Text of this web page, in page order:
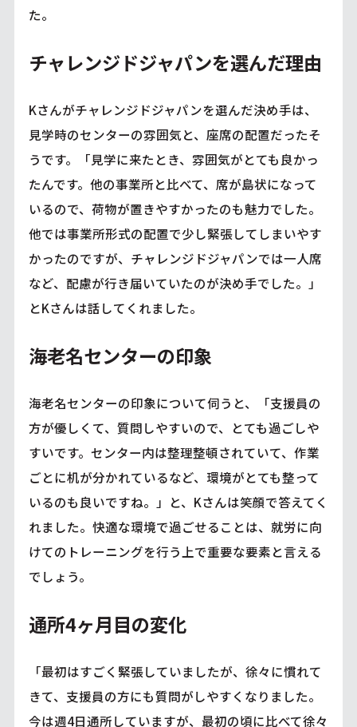
た。
チャレンジドジャパンを選んだ理由
Kさんがチャレンジドジャパンを選んだ決め手は、
見学時のセンターの雰囲気と、座席の配置だったそ
うです。「見学に来たとき、雰囲気がとても良かっ
たんです。他の事業所と比べて、席が島状になって
いるので、荷物が置きやすかったのも魅力でした。
他では事業所形式の配置で少し緊張してしまいやす
かったのですが、チャレンジドジャパンでは一人席
など、配慮が行き届いていたのが決め手でした。」
とKさんは話してくれました。
海老名センターの印象
海老名センターの印象について伺うと、「支援員の
方が優しくて、質問しやすいので、とても過ごしや
すいです。センター内は整理整頓されていて、作業
ごとに机が分かれているなど、環境がとても整って
いるのも良いですね。」と、Kさんは笑顔で答えてく
れました。快適な環境で過ごせることは、就労に向
けてのトレーニングを行う上で重要な要素と言える
でしょう。
通所4ヶ月目の変化
「最初はすごく緊張していましたが、徐々に慣れて
きて、支援員の方にも質問がしやすくなりました。
今は週4日通所していますが、最初の頃に比べて徐々